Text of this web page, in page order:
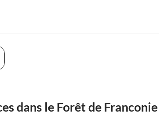
dans le Forêt de Franconie